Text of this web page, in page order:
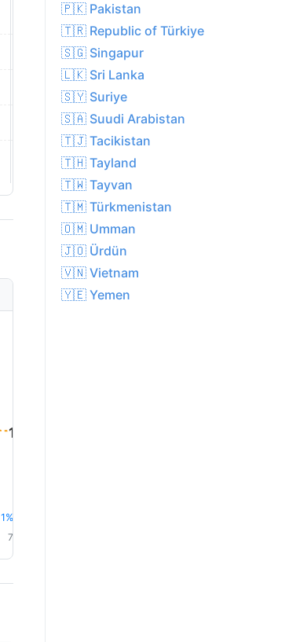
0.0 mm
6.0
05:16 AM
06:50 PM
New Moon
14.0°
1% Yağmur
7.0 km/h
🇵🇰 Pakistan
🇹🇷 Republic of Türkiye
🇸🇬 Singapur
🇱🇰 Sri Lanka
🇸🇾 Suriye
🇸🇦 Suudi Arabistan
🇹🇯 Tacikistan
🇹🇭 Tayland
🇹🇼 Tayvan
🇹🇲 Türkmenistan
🇴🇲 Umman
🇯🇴 Ürdün
🇻🇳 Vietnam
🇾🇪 Yemen